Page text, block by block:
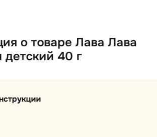
о товаре Лава Лава
детский 40 г